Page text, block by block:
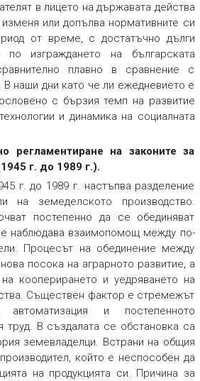
в лицето на държавата действа
или допълва нормативните си
от време, с достатъчно дълги
по изграждането на българската
плавно в сравнение с
В наши дни като че ли ежедневието е
с бързия темп на развитие
и динамика на социалната
регламентиране на законите за
г. до 1989 г.).
г. до 1989 г. настъпва разделение
на земеделското производство.
постепенно да се обединяват
наблюдава взаимопомощ между по-
Процесът на обединение между
посока на аграрното развитие, а
кооперирането и уедряването на
Съществен фактор е стремежът
и постепенното
труд. В създалата се обстановка са
земевладелци. Встрани на общия
който е неспособен да
на продукцията си. Причина за